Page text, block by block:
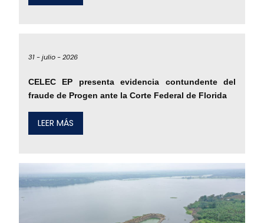
31 -julio -2026
CELEC EP presenta evidencia contundente del
fraude de Progen ante la Corte Federal de Florida
LEER MÁS